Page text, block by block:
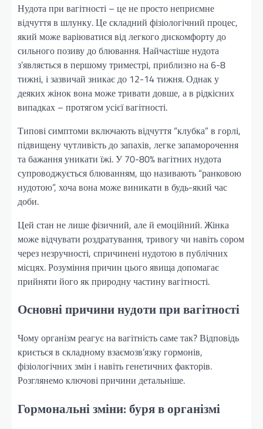
Нудота при вагітності – це не просто неприємне
відчуття в шлунку. Це складний фізіологічний процес,
який може варіюватися від легкого дискомфорту до
сильного позиву до блювання. Найчастіше нудота
з’являється в першому триместрі, приблизно на 6-8
тижні, і зазвичай зникає до 12-14 тижня. Однак у
деяких жінок вона може тривати довше, а в рідкісних
випадках – протягом усієї вагітності.
Типові симптоми включають відчуття “клубка” в горлі,
підвищену чутливість до запахів, легке запаморочення
та бажання уникати їжі. У 70-80% вагітних нудота
супроводжується блюванням, що називають “ранковою
нудотою”, хоча вона може виникати в будь-який час
доби.
Цей стан не лише фізичний, але й емоційний. Жінка
може відчувати роздратування, тривогу чи навіть сором
через незручності, спричинені нудотою в публічних
місцях. Розуміння причин цього явища допомагає
прийняти його як природну частину вагітності.
Основні причини нудоти при вагітності
Чому організм реагує на вагітність саме так? Відповідь
криється в складному взаємозв’язку гормонів,
фізіологічних змін і навіть генетичних факторів.
Розглянемо ключові причини детальніше.
Гормональні зміни: буря в організмі